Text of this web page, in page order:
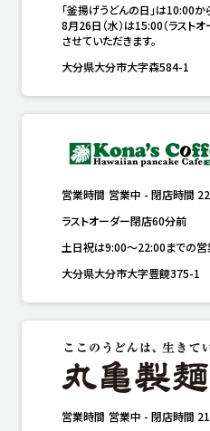
「釜揚げうどんの日」は10:00か
8月26日（水）は15:00（ラスト
させていただきます。
大分県大分市大字森584-1
営業時間 営業中 - 閉店時間
ラストオーダー閉店60分前
土日祝は9:00～22:00までの営
大分県大分市大字豊饒375-1
営業時間 営業中 - 閉店時間